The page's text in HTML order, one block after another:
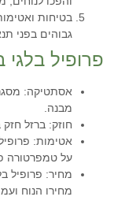
בטיחות
גבוהים בפני
פרופיל בלגי
אסתטיקה:
מבנה.
חוזק: ברזל
אטימות:
על טמפרטורה
מחיר: פרופיל
מחירו הנוח